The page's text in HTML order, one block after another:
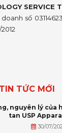
SERVICE
số
TIN TỨC MỚI
nguyên lý của
tan USP
30/07/